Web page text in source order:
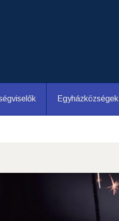
Egyházközségek